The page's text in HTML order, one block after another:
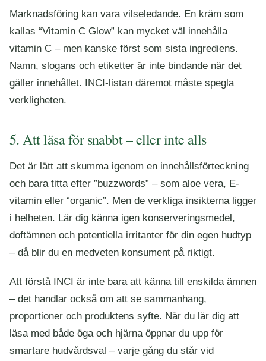
Marknadsföring kan vara vilseledande. En kräm som
kallas “Vitamin C Glow” kan mycket väl innehålla
vitamin C – men kanske först som sista ingrediens.
Namn, slogans och etiketter är inte bindande när det
gäller innehållet. INCI-listan däremot måste spegla
verkligheten.
5. Att läsa för snabbt – eller inte alls
Det är lätt att skumma igenom en innehållsförteckning
och bara titta efter ”buzzwords” – som aloe vera, E-
vitamin eller “organic”. Men de verkliga insikterna ligger
i helheten. Lär dig känna igen konserveringsmedel,
doftämnen och potentiella irritanter för din egen hudtyp
– då blir du en medveten konsument på riktigt.
Att förstå INCI är inte bara att känna till enskilda ämnen
– det handlar också om att se sammanhang,
proportioner och produktens syfte. När du lär dig att
läsa med både öga och hjärna öppnar du upp för
smartare hudvårdsval – varje gång du står vid